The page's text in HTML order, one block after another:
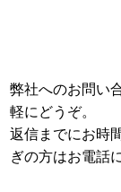
弊社へのお問い
軽にどうぞ。
返信までにお時
ぎの方はお電話